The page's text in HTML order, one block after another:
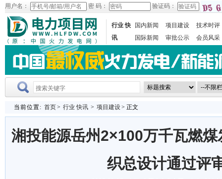
用户名： 密 码： 验证码：
行业 快
讯
国内新闻 项目建设
技术时评
国际新闻
审批公示 会员风采
当前位置: 首页> 行业 快讯 > 项目建设> 正文
湘投能源岳州2×100万千瓦燃
织总设计通过评